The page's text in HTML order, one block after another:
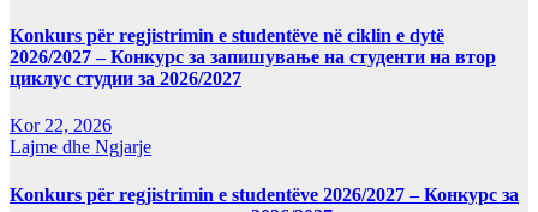
Konkurs për regjistrimin e studentëve në ciklin e dytë
2026/2027 – Конкурс за запишување на студенти на втор
циклус студии за 2026/2027
Kor 22, 2026
Lajme dhe Ngjarje
Konkurs për regjistrimin e studentëve 2026/2027 – Конкурс за